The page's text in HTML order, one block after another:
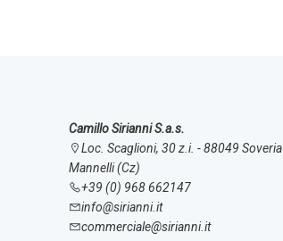
Camillo Sirianni S.a.s.
Loc. Scaglioni, 30 z.i. - 88049 Soveria
Mannelli (Cz)
+39 (0) 968 662147
info@sirianni.it
commerciale@sirianni.it